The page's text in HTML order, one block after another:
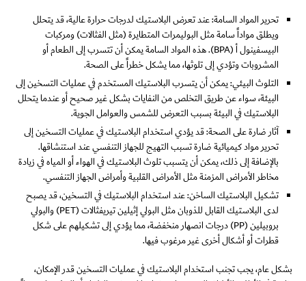
تحرير المواد السامة: عند تعرض البلاستيك لدرجات حرارة عالية، قد يتحلل
ويطلق مواداً سامة مثل البوليمرات المتطايرة (مثل الفثالات) ومركبات
البيسفينول أ (BPA). هذه المواد السامة يمكن أن تتسرب إلى الطعام أو
المشروبات وتؤدي إلى تلوثها، مما يشكل خطراً على الصحة.
التلوث البيئي: يمكن أن يتسرب البلاستيك المستخدم في عمليات التسخين إلى
البيئة، سواء عن طريق التخلص من النفايات بشكل غير صحيح أو عندما يتحلل
البلاستيك في البيئة بسبب التعرض للشمس والعوامل الجوية.
آثار ضارة على الصحة: قد يؤدي استخدام البلاستيك في عمليات التسخين إلى
تحرير مواد كيميائية ضارة تسبب التهيج للجهاز التنفسي عند استنشاقها.
بالإضافة إلى ذلك، يمكن أن يتسبب تلوث البلاستيك في الهواء أو المياه في زيادة
مخاطر الأمراض المزمنة مثل الأمراض القلبية وأمراض الجهاز التنفسي.
تشكيل البلاستيك الساخن: عند استخدام البلاستيك في التسخين، قد يصبح
لدى البلاستيك القابل للذوبان مثل البولي إثيلين تيريفثالات (PET) والبولي
بروبيلين (PP) درجات انصهار منخفضة، مما يؤدي إلى تشكيلهم على شكل
قطرات أو أشكال أخرى غير مرغوب فيها.
بشكل عام، يجب تجنب استخدام البلاستيك في عمليات التسخين قدر الإمكان،